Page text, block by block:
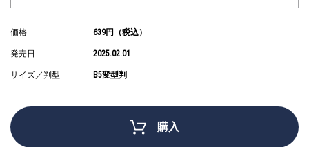
価格 639円（税込）
発売日 2025.02.01
サイズ／判型 B5変型判
購入